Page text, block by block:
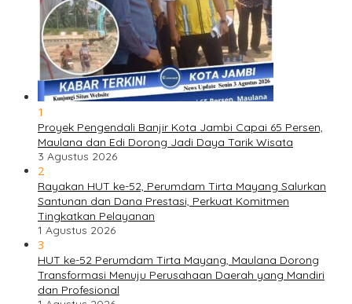
1
Proyek Pengendali Banjir Kota Jambi Capai 65 Persen,
Maulana dan Edi Dorong Jadi Daya Tarik Wisata
3 Agustus 2026
2
Rayakan HUT ke-52, Perumdam Tirta Mayang Salurkan
Santunan dan Dana Prestasi, Perkuat Komitmen
Tingkatkan Pelayanan
1 Agustus 2026
3
HUT ke-52 Perumdam Tirta Mayang, Maulana Dorong
Transformasi Menuju Perusahaan Daerah yang Mandiri
dan Profesional